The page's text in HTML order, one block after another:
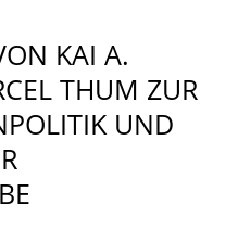
KAI A.
THUM ZUR
UND